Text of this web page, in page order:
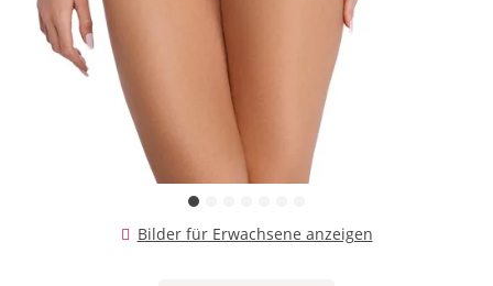
Bilder für Erwachsene anzeigen